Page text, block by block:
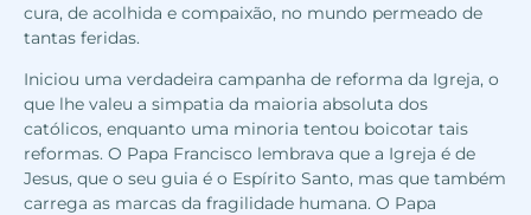
cura, de acolhida e compaixão, no mundo permeado de
tantas feridas.
Iniciou uma verdadeira campanha de reforma da Igreja, o
que lhe valeu a simpatia da maioria absoluta dos
católicos, enquanto uma minoria tentou boicotar tais
reformas. O Papa Francisco lembrava que a Igreja é de
Jesus, que o seu guia é o Espírito Santo, mas que também
carrega as marcas da fragilidade humana. O Papa